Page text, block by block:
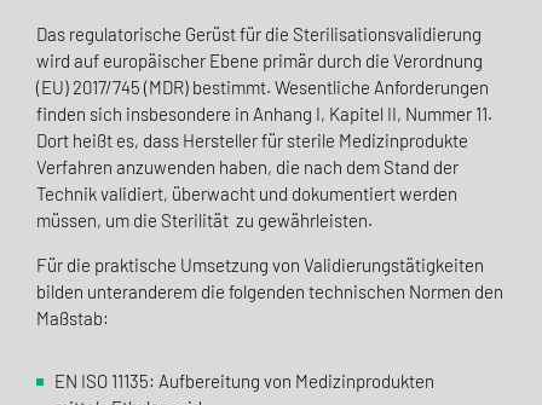
Das regulatorische Gerüst für die Sterilisationsvalidierung
wird auf europäischer Ebene primär durch die Verordnung
(EU) 2017/745 (MDR) bestimmt. Wesentliche Anforderungen
finden sich insbesondere in Anhang I, Kapitel II, Nummer 11.
Dort heißt es, dass Hersteller für sterile Medizinprodukte
Verfahren anzuwenden haben, die nach dem Stand der
Technik validiert, überwacht und dokumentiert werden
müssen, um die Sterilität zu gewährleisten.
Für die praktische Umsetzung von Validierungstätigkeiten
bilden unteranderem die folgenden technischen Normen den
Maßstab:
EN ISO 11135: Aufbereitung von Medizinprodukten